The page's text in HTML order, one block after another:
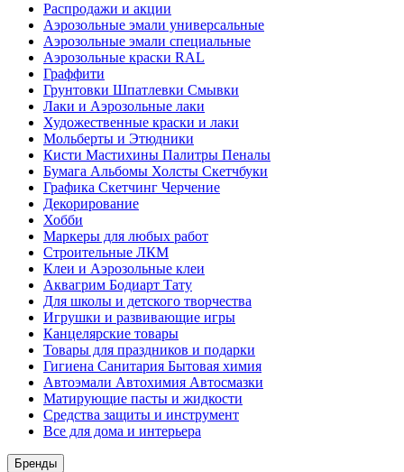
Распродажи и акции
Аэрозольные эмали универсальные
Аэрозольные эмали специальные
Аэрозольные краски RAL
Граффити
Грунтовки Шпатлевки Смывки
Лаки и Аэрозольные лаки
Художественные краски и лаки
Мольберты и Этюдники
Кисти Мастихины Палитры Пеналы
Бумага Альбомы Холсты Скетчбуки
Графика Скетчинг Черчение
Декорирование
Хобби
Маркеры для любых работ
Строительные ЛКМ
Клеи и Аэрозольные клеи
Аквагрим Бодиарт Тату
Для школы и детского творчества
Игрушки и развивающие игры
Канцелярские товары
Товары для праздников и подарки
Гигиена Санитария Бытовая химия
Автоэмали Автохимия Автосмазки
Матирующие пасты и жидкости
Средства защиты и инструмент
Все для дома и интерьера
Бренды